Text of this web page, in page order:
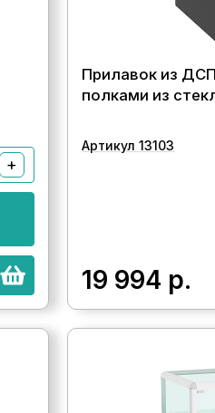
+
Прилавок из
полками из
Артикул 13103
19 994 р.